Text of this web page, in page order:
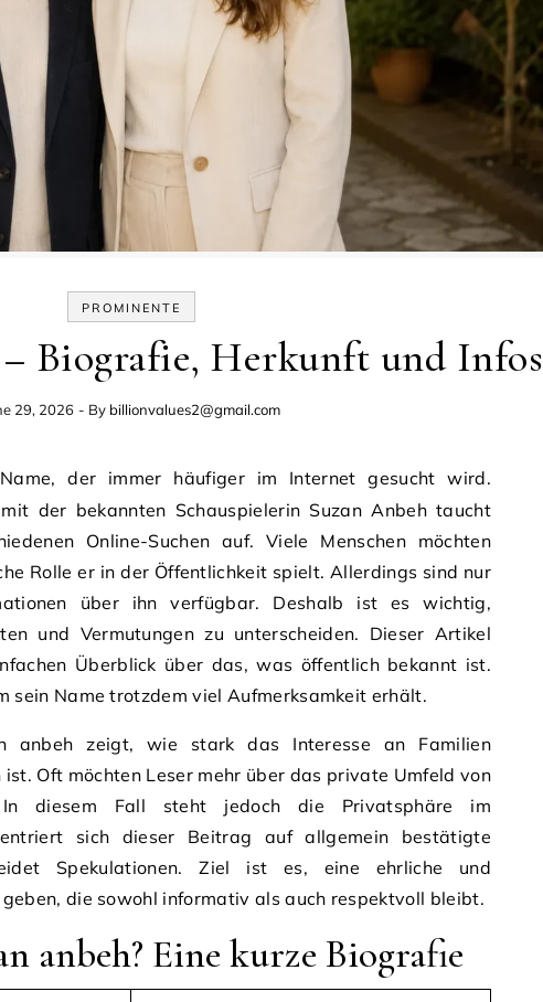
PROMINENTE
Biografie, Herkunft und Infos
29, 2026 - By billionvalues2@gmail.com
der bekannten Schauspielerin Suzan Anbeh taucht
Online-Suchen auf. Viele Menschen möchten
Rolle er in der Öffentlichkeit spielt. Allerdings sind nur
über ihn verfügbar. Deshalb ist es wichtig,
und Vermutungen zu unterscheiden. Dieser Artikel
Überblick über das, was öffentlich bekannt ist.
sein Name trotzdem viel Aufmerksamkeit erhält.
anbeh zeigt, wie stark das Interesse an Familien
Oft möchten Leser mehr über das private Umfeld von
In diesem Fall steht jedoch die Privatsphäre im
sich dieser Beitrag auf allgemein bestätigte
Spekulationen. Ziel ist es, eine ehrliche und
die sowohl informativ als auch respektvoll bleibt.
anbeh? Eine kurze Biografie